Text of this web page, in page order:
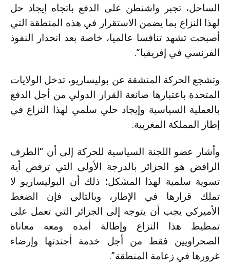
الساحل، تجبر واشنطن على الدفع باتجاه إيجاد حل
لهذا النزاع بما يضمن الاستقرار في هذه المنطقة التي
أصبحت تشهد تنافسا عالميا، خاصة بعد انحدار النفوذ
الفرنسي في إفريقيا”.
وتشجع الحركة المنشقة عن بوليساريو، تدخل الولايات
المتحدة باعتبارها صانعة القرار الدولي من أجل الدفع
بالعملية السياسية وإيجاد حلي سلمي لهذا النزاع في
إطار المملكة المغربية.
وأشار عضو اللجنة السياسية للحركة إلى أن “الطرف
الرافض هو الجزائر بالدرجة الأولى التي ترفض أية
تسوية سلمية لهذا المشكل؛ ذلك أن البوليساريو لا
تملك قرارها في الإطار، وبالتالي فإن الضغط
الأميركي يجب أن يتوجه إلى الجزائر التي تعمل على
تمطيط هذا النزاع وإطالة أمده ومعه معاناة
الصحراويين فقط من أجل خدمة أجندتها وإرضاء
غرورها في زعامة المنطقة”.